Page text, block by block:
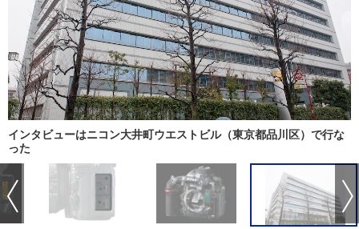
インタビューはニコン大井町ウエストビル（東京都品川区）で行な
った